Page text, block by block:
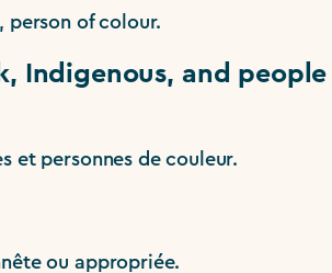
person of colour.
Indigenous, and people
et personnes de couleur.
ou appropriée.